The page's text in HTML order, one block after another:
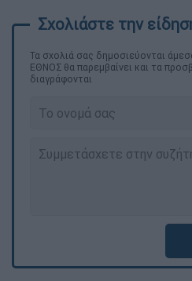
Τα σχολιά σας δημοσιεύονται
ΕΘΝΟΣ θα παρεμβαίνει και τα
διαγράφονται